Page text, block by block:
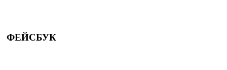
ФЕЙСБУК